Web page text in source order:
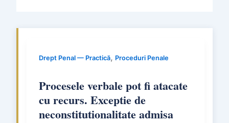
Drept Penal — Practică, Proceduri Penale
Procesele verbale pot fi atacate
cu recurs. Exceptie de
neconstitutionalitate admisa